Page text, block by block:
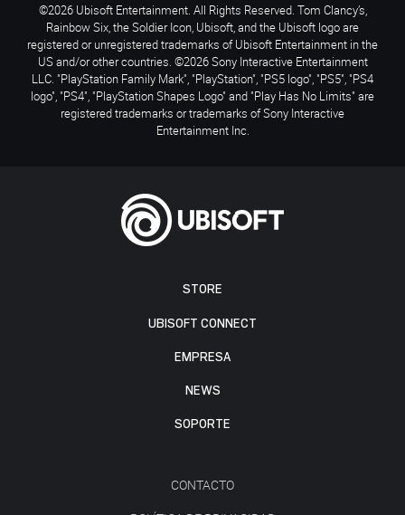
STORE
UBISOFT CONNECT
EMPRESA
NEWS
SOPORTE
CONTACTO
©2026 Ubisoft Entertainment. All Rights Reserved. Tom Clancy’s,
Rainbow Six, the Soldier Icon, Ubisoft, and the Ubisoft logo are
registered or unregistered trademarks of Ubisoft Entertainment in the
US and/or other countries. ©2026 Sony Interactive Entertainment
LLC. "PlayStation Family Mark", "PlayStation", "PS5 logo", "PS5", "PS4
logo", "PS4", "PlayStation Shapes Logo" and "Play Has No Limits" are
registered trademarks or trademarks of Sony Interactive
Entertainment Inc.